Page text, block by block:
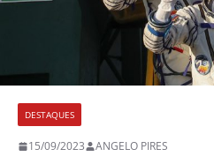
DESTAQUES
15/09/2023 ANGELO PIRES